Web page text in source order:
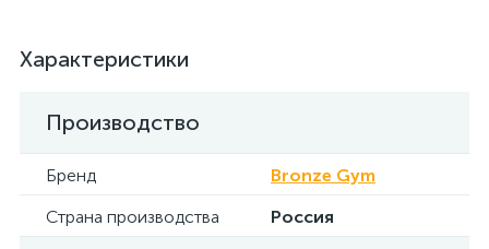
Характеристики
Производство
Бренд
Bronze Gym
Страна производства
Россия